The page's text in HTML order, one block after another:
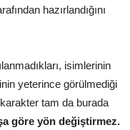
hazırlandığını
isimlerinin
yeterince görülmediği
tam da burada
göre yön değiştirmez.